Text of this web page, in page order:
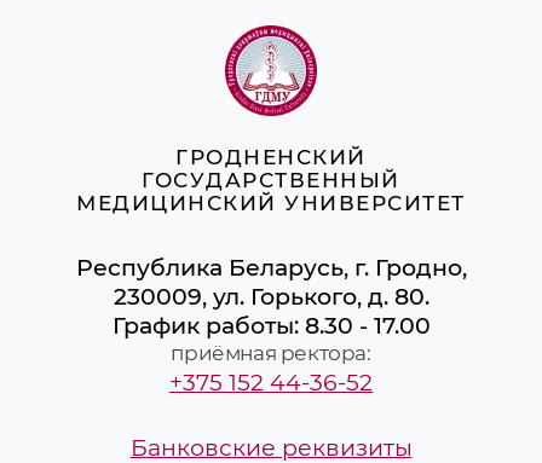
ГРОДНЕНСКИЙ
ГОСУДАРСТВЕННЫЙ
МЕДИЦИНСКИЙ УНИВЕРСИТЕТ
Республика Беларусь, г. Гродно,
230009, ул. Горького, д. 80.
График работы: 8.30 - 17.00
приёмная ректора:
+375 152 44-36-52
Банковские реквизиты